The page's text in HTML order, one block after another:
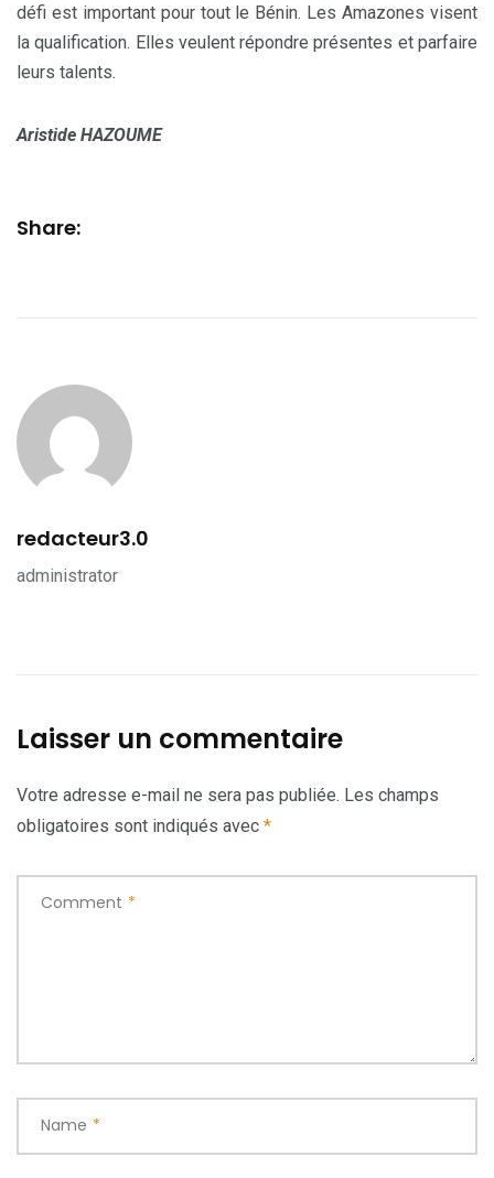
défi est important pour tout le Bénin. Les Amazones visent
la qualification. Elles veulent répondre présentes et parfaire
leurs talents.
Aristide HAZOUME
Share:
redacteur3.0
administrator
Laisser un commentaire
Votre adresse e-mail ne sera pas publiée. Les champs
obligatoires sont indiqués avec *
Comment *
Name *